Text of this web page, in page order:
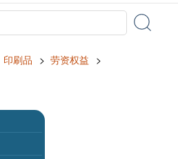
印刷品 > 劳资权益 >